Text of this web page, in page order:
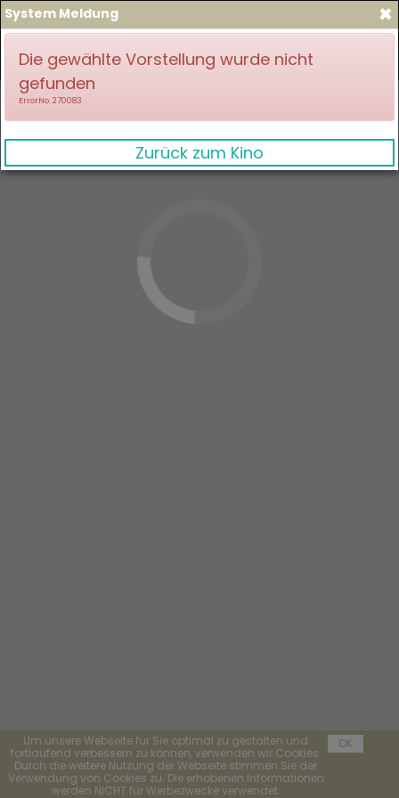
Um unsere Webseite für Sie optimal zu gestalten und
fortlaufend verbessern zu können, verwenden wir Cookies.
Durch die weitere Nutzung der Webseite stimmen Sie der
Verwendung von Cookies zu. Die erhobenen Informationen
werden NICHT für Werbezwecke verwendet.
OK
×
System Meldung
Die gewählte Vorstellung wurde nicht
gefunden
ErrorNo. 270083
Zurück zum Kino